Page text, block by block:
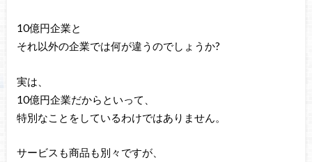
10億円企業と
それ以外の企業では何が違うのでしょうか?
実は、
10億円企業だからといって、
特別なことをしているわけではありません。
サービスも商品も別々ですが、